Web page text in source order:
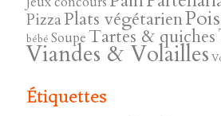
PizzaPlats végétarien
bébé SoupeTartes & quiches
Viandes & Volailles
Étiquettes